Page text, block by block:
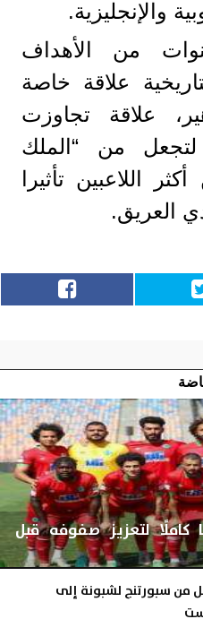
والإنجليزية.
من الأهداف
علاقة خاصة
علاقة تجاوزت
من “الملك
اللاعبين تأثيرا
العريق.
لتعزيز صفوفه قبل
من سبورتنج لشبونة إلى